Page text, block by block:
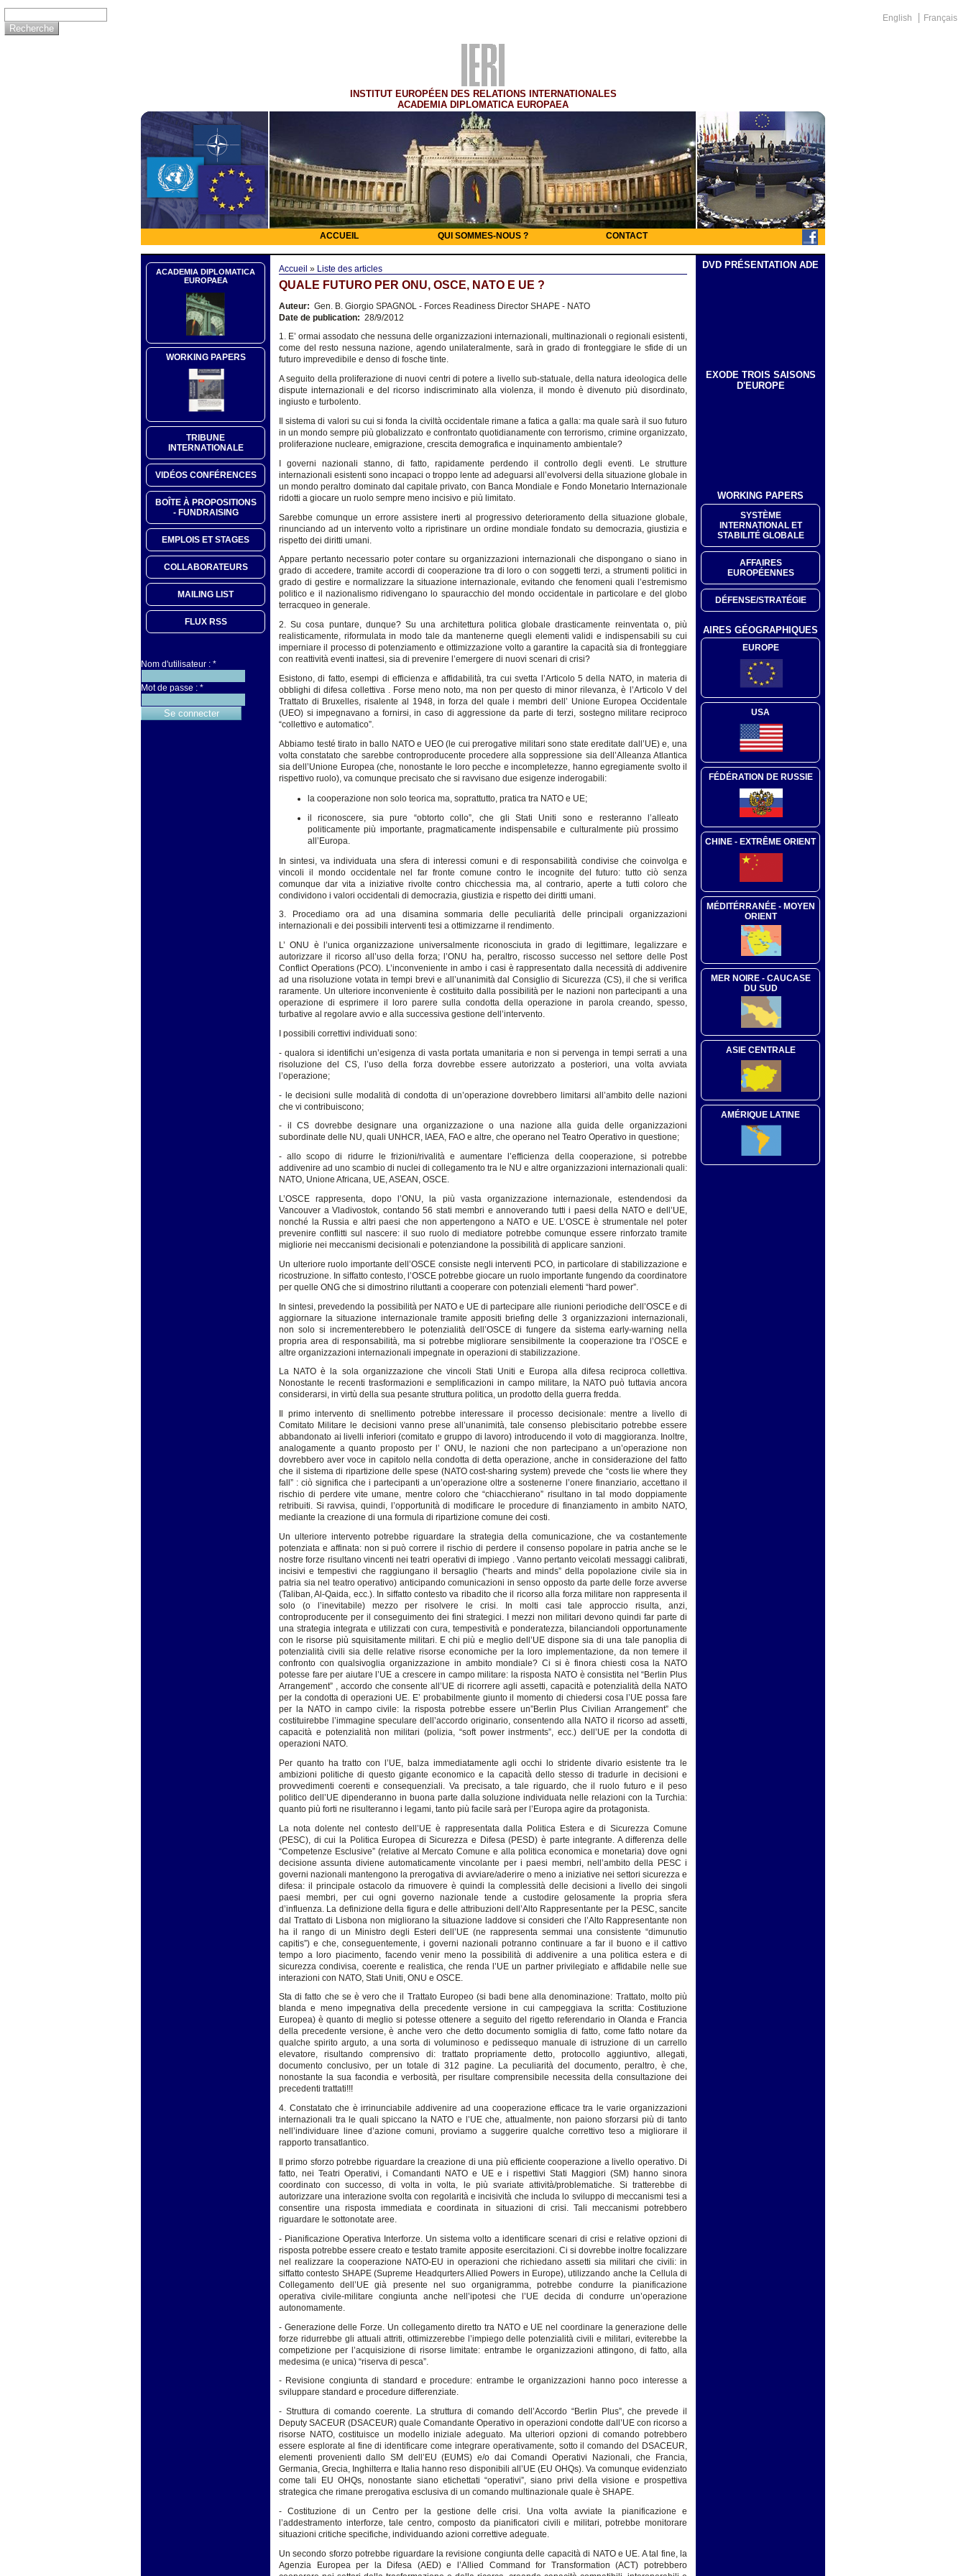
English Français
INSTITUT EUROPÉEN DES RELATIONS INTERNATIONALES
ACADEMIA DIPLOMATICA EUROPAEA
ACCUEIL QUI SOMMES-NOUS ? CONTACT
ACADEMIA DIPLOMATICA
EUROPAEA
WORKING PAPERS
TRIBUNE
INTERNATIONALE
VIDÉOS CONFÉRENCES
BOÎTE À PROPOSITIONS
- FUNDRAISING
EMPLOIS ET STAGES
COLLABORATEURS
MAILING LIST
FLUX RSS
Nom d'utilisateur : *
Mot de passe : *
Accueil » Liste des articles
QUALE FUTURO PER ONU, OSCE, NATO E UE ?
Auteur: Gen. B. Giorgio SPAGNOL - Forces Readiness Director SHAPE - NATO
Date de publication: 28/9/2012
1. E’ ormai assodato che nessuna delle organizzazioni internazionali, multinazionali o regionali esistenti,
come del resto nessuna nazione, agendo unilateralmente, sarà in grado di fronteggiare le sfide di un
futuro imprevedibile e denso di fosche tinte.
A seguito della proliferazione di nuovi centri di potere a livello sub-statuale, della natura ideologica delle
dispute internazionali e del ricorso indiscriminato alla violenza, il mondo è divenuto più disordinato,
ingiusto e turbolento.
Il sistema di valori su cui si fonda la civiltà occidentale rimane a fatica a galla: ma quale sarà il suo futuro
in un mondo sempre più globalizzato e confrontato quotidianamente con terrorismo, crimine organizzato,
proliferazione nucleare, emigrazione, crescita demografica e inquinamento ambientale?
I governi nazionali stanno, di fatto, rapidamente perdendo il controllo degli eventi. Le strutture
internazionali esistenti sono incapaci o troppo lente ad adeguarsi all’evolversi della situazione globale in
un mondo peraltro dominato dal capitale privato, con Banca Mondiale e Fondo Monetario Internazionale
ridotti a giocare un ruolo sempre meno incisivo e più limitato.
Sarebbe comunque un errore assistere inerti al progressivo deterioramento della situazione globale,
rinunciando ad un intervento volto a ripristinare un ordine mondiale fondato su democrazia, giustizia e
rispetto dei diritti umani.
Appare pertanto necessario poter contare su organizzazioni internazionali che dispongano o siano in
grado di accedere, tramite accordi di cooperazione tra di loro o con soggetti terzi, a strumenti politici in
grado di gestire e normalizzare la situazione internazionale, evitando che fenomeni quali l’estremismo
politico e il nazionalismo ridivengano lo spauracchio del mondo occidentale in particolare e del globo
terracqueo in generale.
2. Su cosa puntare, dunque? Su una architettura politica globale drasticamente reinventata o, più
realisticamente, riformulata in modo tale da mantenerne quegli elementi validi e indispensabili su cui
imperniare il processo di potenziamento e ottimizzazione volto a garantire la capacità sia di fronteggiare
con reattività eventi inattesi, sia di prevenire l’emergere di nuovi scenari di crisi?
Esistono, di fatto, esempi di efficienza e affidabilità, tra cui svetta l’Articolo 5 della NATO, in materia di
obblighi di difesa collettiva . Forse meno noto, ma non per questo di minor rilevanza, è l’Articolo V del
Trattato di Bruxelles, risalente al 1948, in forza del quale i membri dell’ Unione Europea Occidentale
(UEO) si impegnavano a fornirsi, in caso di aggressione da parte di terzi, sostegno militare reciproco
“collettivo e automatico”.
Abbiamo testé tirato in ballo NATO e UEO (le cui prerogative militari sono state ereditate dall’UE) e, una
volta constatato che sarebbe controproducente procedere alla soppressione sia dell’Alleanza Atlantica
sia dell’Unione Europea (che, nonostante le loro pecche e incompletezze, hanno egregiamente svolto il
rispettivo ruolo), va comunque precisato che si ravvisano due esigenze inderogabili:
la cooperazione non solo teorica ma, soprattutto, pratica tra NATO e UE;
il riconoscere, sia pure “obtorto collo”, che gli Stati Uniti sono e resteranno l’alleato
politicamente più importante, pragmaticamente indispensabile e culturalmente più prossimo
all’Europa.
In sintesi, va individuata una sfera di interessi comuni e di responsabilità condivise che coinvolga e
vincoli il mondo occidentale nel far fronte comune contro le incognite del futuro: tutto ciò senza
comunque dar vita a iniziative rivolte contro chicchessia ma, al contrario, aperte a tutti coloro che
condividono i valori occidentali di democrazia, giustizia e rispetto dei diritti umani.
3. Procediamo ora ad una disamina sommaria delle peculiarità delle principali organizzazioni
internazionali e dei possibili interventi tesi a ottimizzarne il rendimento.
L’ ONU è l’unica organizzazione universalmente riconosciuta in grado di legittimare, legalizzare e
autorizzare il ricorso all’uso della forza; l’ONU ha, peraltro, riscosso successo nel settore delle Post
Conflict Operations (PCO). L’inconveniente in ambo i casi è rappresentato dalla necessità di addivenire
ad una risoluzione votata in tempi brevi e all’unanimità dal Consiglio di Sicurezza (CS), il che si verifica
raramente. Un ulteriore inconveniente è costituito dalla possibilità per le nazioni non partecipanti a una
operazione di esprimere il loro parere sulla condotta della operazione in parola creando, spesso,
turbative al regolare avvio e alla successiva gestione dell’intervento.
I possibili correttivi individuati sono:
- qualora si identifichi un’esigenza di vasta portata umanitaria e non si pervenga in tempi serrati a una
risoluzione del CS, l’uso della forza dovrebbe essere autorizzato a posteriori, una volta avviata
l’operazione;
- le decisioni sulle modalità di condotta di un’operazione dovrebbero limitarsi all’ambito delle nazioni
che vi contribuiscono;
- il CS dovrebbe designare una organizzazione o una nazione alla guida delle organizzazioni
subordinate delle NU, quali UNHCR, IAEA, FAO e altre, che operano nel Teatro Operativo in questione;
- allo scopo di ridurre le frizioni/rivalità e aumentare l’efficienza della cooperazione, si potrebbe
addivenire ad uno scambio di nuclei di collegamento tra le NU e altre organizzazioni internazionali quali:
NATO, Unione Africana, UE, ASEAN, OSCE.
L’OSCE rappresenta, dopo l’ONU, la più vasta organizzazione internazionale, estendendosi da
Vancouver a Vladivostok, contando 56 stati membri e annoverando tutti i paesi della NATO e dell’UE,
nonché la Russia e altri paesi che non appertengono a NATO e UE. L’OSCE è strumentale nel poter
prevenire conflitti sul nascere: il suo ruolo di mediatore potrebbe comunque essere rinforzato tramite
migliorie nei meccanismi decisionali e potenziandone la possibilità di applicare sanzioni.
Un ulteriore ruolo importante dell’OSCE consiste negli interventi PCO, in particolare di stabilizzazione e
ricostruzione. In siffatto contesto, l’OSCE potrebbe giocare un ruolo importante fungendo da coordinatore
per quelle ONG che si dimostrino riluttanti a cooperare con potenziali elementi “hard power”.
In sintesi, prevedendo la possibilità per NATO e UE di partecipare alle riunioni periodiche dell’OSCE e di
aggiornare la situazione internazionale tramite appositi briefing delle 3 organizzazioni internazionali,
non solo si incrementerebbero le potenzialità dell’OSCE di fungere da sistema early-warning nella
propria area di responsabilità, ma si potrebbe migliorare sensibilmente la cooperazione tra l’OSCE e
altre organizzazioni internazionali impegnate in operazioni di stabilizzazione.
La NATO è la sola organizzazione che vincoli Stati Uniti e Europa alla difesa reciproca collettiva.
Nonostante le recenti trasformazioni e semplificazioni in campo militare, la NATO può tuttavia ancora
considerarsi, in virtù della sua pesante struttura politica, un prodotto della guerra fredda.
Il primo intervento di snellimento potrebbe interessare il processo decisionale: mentre a livello di
Comitato Militare le decisioni vanno prese all’unanimità, tale consenso plebiscitario potrebbe essere
abbandonato ai livelli inferiori (comitato e gruppo di lavoro) introducendo il voto di maggioranza. Inoltre,
analogamente a quanto proposto per l’ ONU, le nazioni che non partecipano a un’operazione non
dovrebbero aver voce in capitolo nella condotta di detta operazione, anche in considerazione del fatto
che il sistema di ripartizione delle spese (NATO cost-sharing system) prevede che “costs lie where they
fall” : ciò significa che i partecipanti a un’operazione oltre a sostenerne l’onere finanziario, accettano il
rischio di perdere vite umane, mentre coloro che “chiacchierano” risultano in tal modo doppiamente
retribuiti. Si ravvisa, quindi, l’opportunità di modificare le procedure di finanziamento in ambito NATO,
mediante la creazione di una formula di ripartizione comune dei costi.
Un ulteriore intervento potrebbe riguardare la strategia della comunicazione, che va costantemente
potenziata e affinata: non si può correre il rischio di perdere il consenso popolare in patria anche se le
nostre forze risultano vincenti nei teatri operativi di impiego . Vanno pertanto veicolati messaggi calibrati,
incisivi e tempestivi che raggiungano il bersaglio (“hearts and minds” della popolazione civile sia in
patria sia nel teatro operativo) anticipando comunicazioni in senso opposto da parte delle forze avverse
(Taliban, Al-Qaida, ecc.). In siffatto contesto va ribadito che il ricorso alla forza militare non rappresenta il
solo (o l’inevitabile) mezzo per risolvere le crisi. In molti casi tale approccio risulta, anzi,
controproducente per il conseguimento dei fini strategici. I mezzi non militari devono quindi far parte di
una strategia integrata e utilizzati con cura, tempestività e ponderatezza, bilanciandoli opportunamente
con le risorse più squisitamente militari. E chi più e meglio dell’UE dispone sia di una tale panoplia di
potenzialità civili sia delle relative risorse economiche per la loro implementazione, da non temere il
confronto con qualsivoglia organizzazione in ambito mondiale? Ci si è finora chiesti cosa la NATO
potesse fare per aiutare l’UE a crescere in campo militare: la risposta NATO è consistita nel “Berlin Plus
Arrangement” , accordo che consente all’UE di ricorrere agli assetti, capacità e potenzialità della NATO
per la condotta di operazioni UE. E’ probabilmente giunto il momento di chiedersi cosa l’UE possa fare
per la NATO in campo civile: la risposta potrebbe essere un”Berlin Plus Civilian Arrangement” che
costituirebbe l’immagine speculare dell’accordo originario, consentendo alla NATO il ricorso ad assetti,
capacità e potenzialità non militari (polizia, “soft power instrments”, ecc.) dell’UE per la condotta di
operazioni NATO.
Per quanto ha tratto con l’UE, balza immediatamente agli occhi lo stridente divario esistente tra le
ambizioni politiche di questo gigante economico e la capacità dello stesso di tradurle in decisioni e
provvedimenti coerenti e consequenziali. Va precisato, a tale riguardo, che il ruolo futuro e il peso
politico dell’UE dipenderanno in buona parte dalla soluzione individuata nelle relazioni con la Turchia:
quanto più forti ne risulteranno i legami, tanto più facile sarà per l’Europa agire da protagonista.
La nota dolente nel contesto dell’UE è rappresentata dalla Politica Estera e di Sicurezza Comune
(PESC), di cui la Politica Europea di Sicurezza e Difesa (PESD) è parte integrante. A differenza delle
“Competenze Esclusive” (relative al Mercato Comune e alla politica economica e monetaria) dove ogni
decisione assunta diviene automaticamente vincolante per i paesi membri, nell’ambito della PESC i
governi nazionali mantengono la prerogativa di avviare/aderire o meno a iniziative nei settori sicurezza e
difesa: il principale ostacolo da rimuovere è quindi la complessità delle decisioni a livello dei singoli
paesi membri, per cui ogni governo nazionale tende a custodire gelosamente la propria sfera
d’influenza. La definizione della figura e delle attribuzioni dell’Alto Rappresentante per la PESC, sancite
dal Trattato di Lisbona non migliorano la situazione laddove si consideri che l’Alto Rappresentante non
ha il rango di un Ministro degli Esteri dell’UE (ne rappresenta semmai una consistente “dimunutio
capitis”) e che, conseguentemente, i governi nazionali potranno continuare a far il buono e il cattivo
tempo a loro piacimento, facendo venir meno la possibilità di addivenire a una politica estera e di
sicurezza condivisa, coerente e realistica, che renda l’UE un partner privilegiato e affidabile nelle sue
interazioni con NATO, Stati Uniti, ONU e OSCE.
Sta di fatto che se è vero che il Trattato Europeo (si badi bene alla denominazione: Trattato, molto più
blanda e meno impegnativa della precedente versione in cui campeggiava la scritta: Costituzione
Europea) è quanto di meglio si potesse ottenere a seguito del rigetto referendario in Olanda e Francia
della precedente versione, è anche vero che detto documento somiglia di fatto, come fatto notare da
qualche spirito arguto, a una sorta di voluminoso e pedissequo manuale di istruzione di un carrello
elevatore, risultando comprensivo di: trattato propriamente detto, protocollo aggiuntivo, allegati,
documento conclusivo, per un totale di 312 pagine. La peculiarità del documento, peraltro, è che,
nonostante la sua facondia e verbosità, per risultare comprensibile necessita della consultazione dei
precedenti trattati!!!
4. Constatato che è irrinunciabile addivenire ad una cooperazione efficace tra le varie organizzazioni
internazionali tra le quali spiccano la NATO e l’UE che, attualmente, non paiono sforzarsi più di tanto
nell’individuare linee d’azione comuni, proviamo a suggerire qualche correttivo teso a migliorare il
rapporto transatlantico.
Il primo sforzo potrebbe riguardare la creazione di una più efficiente cooperazione a livello operativo. Di
fatto, nei Teatri Operativi, i Comandanti NATO e UE e i rispettivi Stati Maggiori (SM) hanno sinora
coordinato con successo, di volta in volta, le più svariate attività/problematiche. Si tratterebbe di
autorizzare una interazione svolta con regolarità e incisività che includa lo sviluppo di meccanismi tesi a
consentire una risposta immediata e coordinata in situazioni di crisi. Tali meccanismi potrebbero
riguardare le sottonotate aree.
- Pianificazione Operativa Interforze. Un sistema volto a identificare scenari di crisi e relative opzioni di
risposta potrebbe essere creato e testato tramite apposite esercitazioni. Ci si dovrebbe inoltre focalizzare
nel realizzare la cooperazione NATO-EU in operazioni che richiedano assetti sia militari che civili: in
siffatto contesto SHAPE (Supreme Headqurters Allied Powers in Europe), utilizzando anche la Cellula di
Collegamento dell’UE già presente nel suo organigramma, potrebbe condurre la pianificazione
operativa civile-militare congiunta anche nell’ipotesi che l’UE decida di condurre un’operazione
autonomamente.
- Generazione delle Forze. Un collegamento diretto tra NATO e UE nel coordinare la generazione delle
forze ridurrebbe gli attuali attriti, ottimizzerebbe l’impiego delle potenzialità civili e militari, eviterebbe la
competizione per l’acquisizione di risorse limitate: entrambe le organizzazioni attingono, di fatto, alla
medesima (e unica) “riserva di pesca”.
- Revisione congiunta di standard e procedure: entrambe le organizzazioni hanno poco interesse a
sviluppare standard e procedure differenziate.
- Struttura di comando coerente. La struttura di comando dell’Accordo “Berlin Plus”, che prevede il
Deputy SACEUR (DSACEUR) quale Comandante Operativo in operazioni condotte dall’UE con ricorso a
risorse NATO, costituisce un modello iniziale adeguato. Ma ulteriori opzioni di comando potrebbero
essere esplorate al fine di identificare come integrare operativamente, sotto il comando del DSACEUR,
elementi provenienti dallo SM dell’EU (EUMS) e/o dai Comandi Operativi Nazionali, che Francia,
Germania, Grecia, Inghilterra e Italia hanno reso disponibili all’UE (EU OHQs). Va comunque evidenziato
come tali EU OHQs, nonostante siano etichettati “operativi”, siano privi della visione e prospettiva
strategica che rimane prerogativa esclusiva di un comando multinazionale quale è SHAPE.
- Costituzione di un Centro per la gestione delle crisi. Una volta avviate la pianificazione e
l’addestramento interforze, tale centro, composto da pianificatori civili e militari, potrebbe monitorare
situazioni critiche specifiche, individuando azioni correttive adeguate.
Un secondo sforzo potrebbe riguardare la revisione congiunta delle capacità di NATO e UE. A tal fine, la
Agenzia Europea per la Difesa (AED) e l’Allied Command for Transformation (ACT) potrebbero
DVD PRÉSENTATION ADE
EXODE TROIS SAISONS
D'EUROPE
WORKING PAPERS
SYSTÈME
INTERNATIONAL ET
STABILITÉ GLOBALE
AFFAIRES
EUROPÉENNES
DÉFENSE/STRATÉGIE
AIRES GÉOGRAPHIQUES
EUROPE
USA
FÉDÉRATION DE RUSSIE
CHINE - EXTRÊME ORIENT
MÉDITÉRRANÉE - MOYEN
ORIENT
MER NOIRE - CAUCASE
DU SUD
ASIE CENTRALE
AMÉRIQUE LATINE